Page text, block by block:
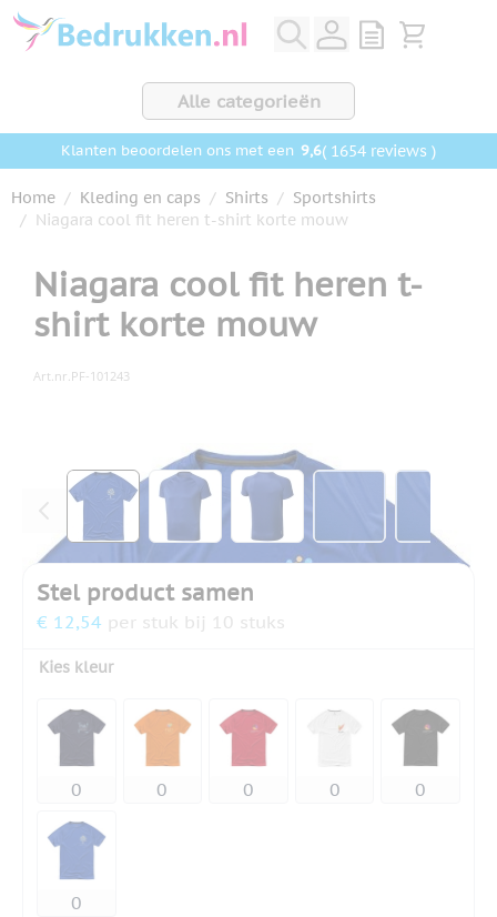
Ga naar de inhoud
View quote,
Bekijk
Alle categorieën
Klanten beoordelen ons met een 9,6( 1654 reviews )
Home / Kleding en caps / Shirts / Sportshirts
/ Niagara cool fit heren t-shirt korte mouw
Niagara cool fit heren t-
shirt korte mouw
Art.nr. PF-101243
Klik om afbeelding op volledig scherm te bekijken
View larger imageView larger imageView larger image
View larger
Stel product samen
€ 12,54 per stuk bij 10 stuks
Kies kleur